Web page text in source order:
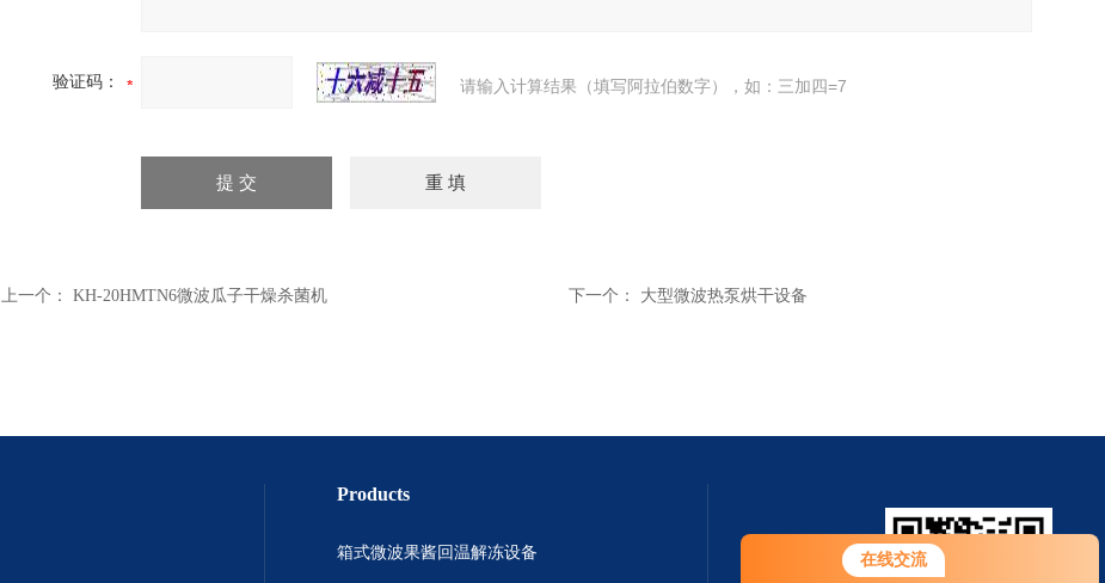
在线交流
验证码： 请输入计算结果（填写阿拉伯数字），如：三加四=7
上一个： KH-20HMTN6微波瓜子干燥杀菌机 下一个： 大型微波热泵烘干设备
Products
箱式微波果酱回温解冻设备